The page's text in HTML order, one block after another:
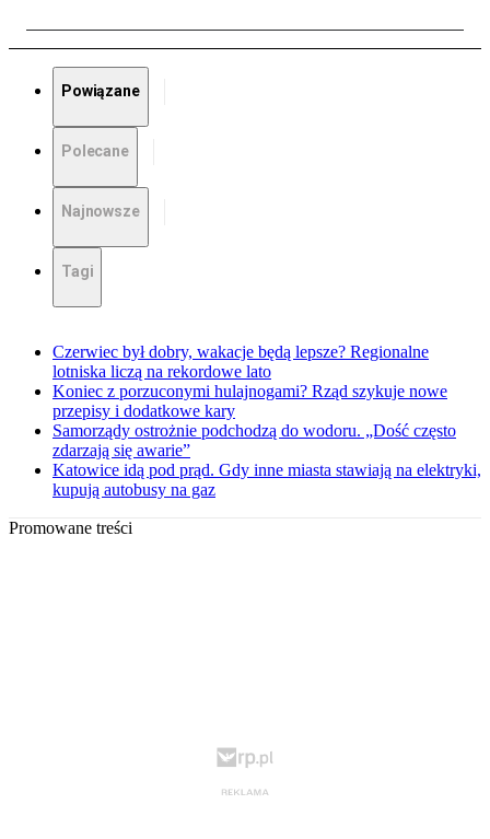
Powiązane
Polecane
Najnowsze
Tagi
Czerwiec był dobry, wakacje będą lepsze? Regionalne
lotniska liczą na rekordowe lato
Koniec z porzuconymi hulajnogami? Rząd szykuje nowe
przepisy i dodatkowe kary
Samorządy ostrożnie podchodzą do wodoru. „Dość często
zdarzają się awarie”
Katowice idą pod prąd. Gdy inne miasta stawiają na elektryki,
kupują autobusy na gaz
Promowane treści